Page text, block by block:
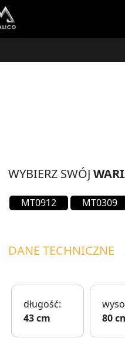
WYBIERZ SWÓJ
MT0912 MT0309
DANE TECHNICZNE
długość:
43 cm
80